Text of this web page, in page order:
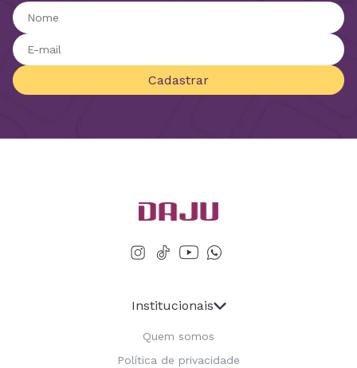
Cadastrar
Institucionais
Quem somos
Política de privacidade